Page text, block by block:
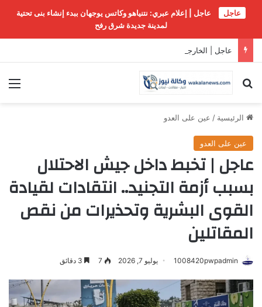
عاجل
عاجل | إعلام عبري: نتنياهو وكاتس يوجهان ببدء إنشاء بنى تحتية
لمدينة جديدة شرق رفح
بحث عن
الرئيسية / عين على العدو
عين على العدو
عاجل | تخبط داخل جيش الاحتلال
بسبب أزمة التجنيد.. انتقادات لقيادة
القوى البشرية وتحذيرات من نقص
المقاتلين
1008420pwpadmin يوليو 7, 2026 7